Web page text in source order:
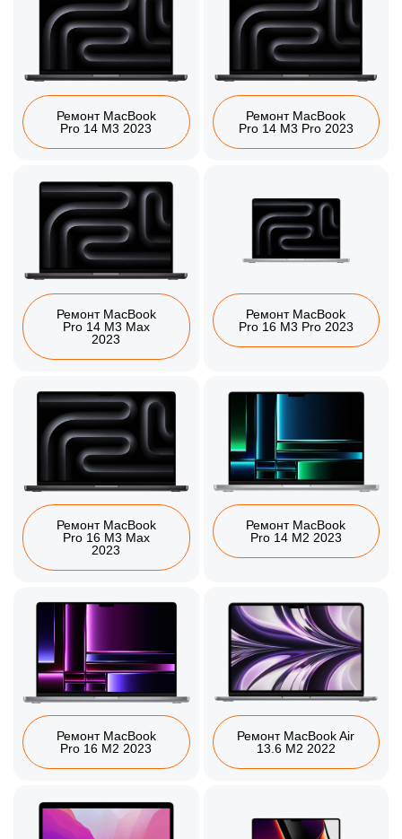
Ремонт MacBook
Pro 14 M3 2023
Ремонт MacBook
Pro 14 M3 Pro 2023
Ремонт MacBook
Pro 14 M3 Max
2023
Ремонт MacBook
Pro 16 M3 Pro 2023
Ремонт MacBook
Pro 16 M3 Max
2023
Ремонт MacBook
Pro 14 M2 2023
Ремонт MacBook
Pro 16 M2 2023
Ремонт MacBook Air
13.6 M2 2022